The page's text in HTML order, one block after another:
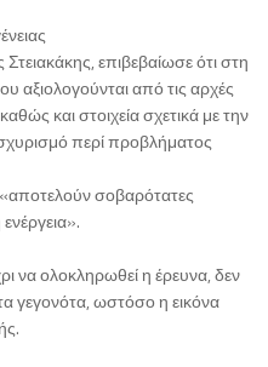
επιβεβαίωσε ότι στη
αξιολογούνται από τις αρχές
και στοιχεία σχετικά με την
περί προβλήματος
σοβαρότατες
να ολοκληρωθεί η έρευνα, δεν
γεγονότα, ωστόσο η εικόνα